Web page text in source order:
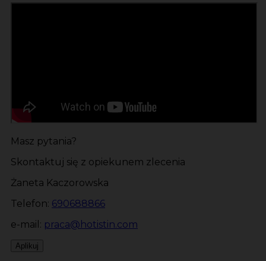
Masz pytania?
Skontaktuj się z opiekunem zlecenia
Żaneta Kaczorowska
Telefon: 690688866
e-mail: praca@hotistin.com
Aplikuj